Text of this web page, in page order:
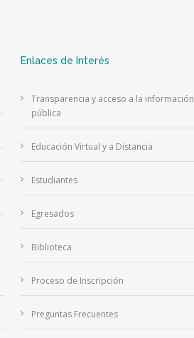
Enlaces de Interés
Transparencia y acceso a la información
pública
Educación Virtual y a Distancia
Estudiantes
Egresados
Biblioteca
Proceso de Inscripción
Preguntas Frecuentes